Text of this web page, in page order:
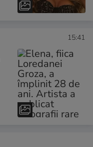
15:41